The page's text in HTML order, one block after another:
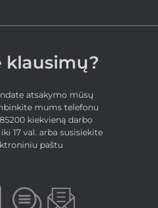
klausimų?
atsakymo mūsų
mums telefonu
kiekvieną darbo
17 val. arba susisiekite
paštu